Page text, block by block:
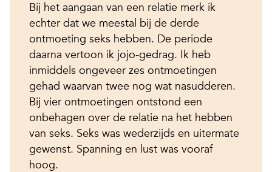
Bij het aangaan van een relatie merk ik
echter dat we meestal bij de derde
ontmoeting seks hebben. De periode
daarna vertoon ik jojo-gedrag. Ik heb
inmiddels ongeveer zes ontmoetingen
gehad waarvan twee nog wat nasudderen.
Bij vier ontmoetingen ontstond een
onbehagen over de relatie na het hebben
van seks. Seks was wederzijds en uitermate
gewenst. Spanning en lust was vooraf
hoog.